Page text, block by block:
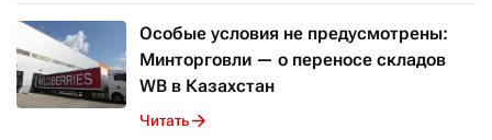
Особые условия не предусмотрены:
Минторговли — о переносе складов
WB в Казахстан
Читать